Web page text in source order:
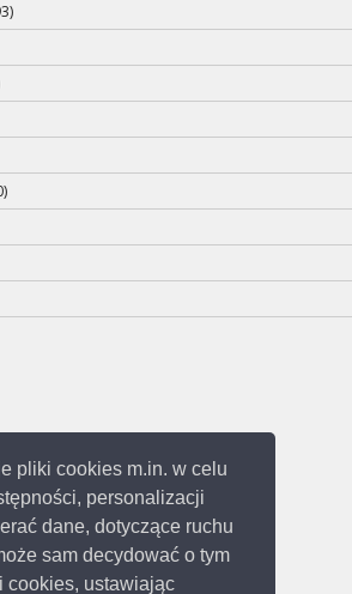
pliki cookies m.in. w celu
personalizacji
dane, dotyczące ruchu
sam decydować o tym
cookies, ustawiając